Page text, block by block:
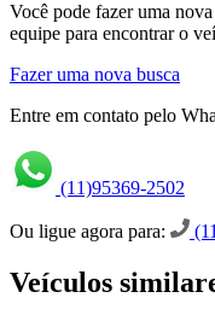
Você pode fazer uma
equipe para encontrar o
Fazer uma nova busca
Entre em contato pelo
(11)95369-2502
Ou ligue agora para:
Veículos